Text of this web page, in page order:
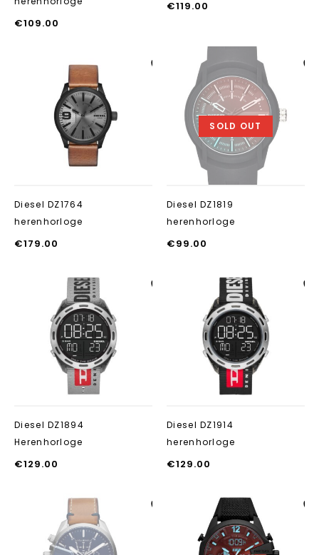
€109.00
€119.00
Diesel DZ1764
herenhorloge
€179.00
SOLD OUT
Diesel DZ1819
herenhorloge
€99.00
Diesel DZ1894
Herenhorloge
€129.00
Diesel DZ1914
herenhorloge
€129.00